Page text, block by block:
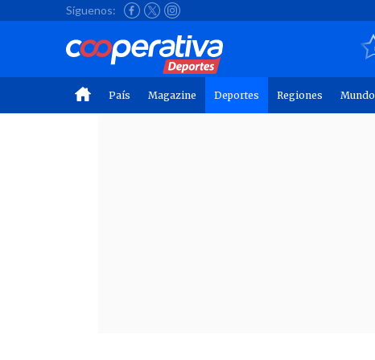
Síguenos:
País Magazine Deportes Regiones Mundo